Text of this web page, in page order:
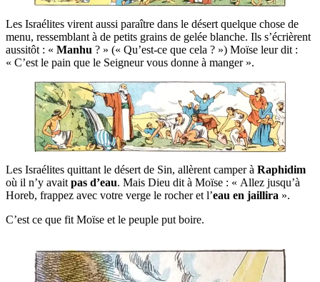
Les Israé­lites virent aus­si paraître dans le désert quelque chose de
menu, res­sem­blant à de petits grains de gelée blanche. Ils s’é­crièrent
aus­si­tôt : « Man­hu ? » (« Qu’est-ce que cela ? ») Moïse leur dit :
« C’est le pain que le Sei­gneur vous donne à manger ».
Les Israé­lites quit­tant le désert de Sin, allèrent cam­per à Raphi­dim
où il n’y avait pas d’eau. Mais Dieu dit à Moïse : « Allez jus­qu’à
Horeb, frap­pez avec votre verge le rocher et l’eau en jailli­ra ».
C’est ce que fit Moïse et le peuple put boire.